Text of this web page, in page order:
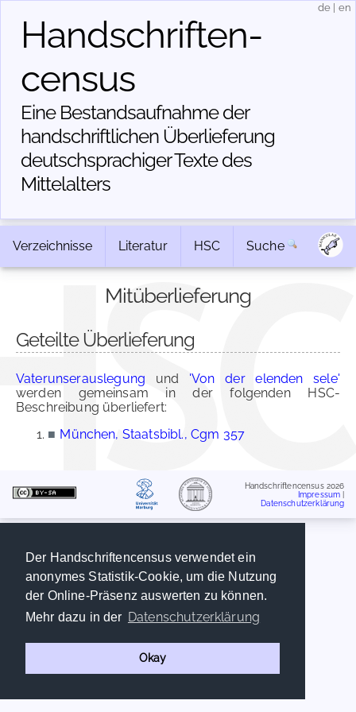
Der Handschriftencensus verwendet ein
anonymes Statistik-Cookie, um die Nutzung
der Online-Präsenz auswerten zu können.
Mehr dazu in der Datenschutzerklärung
Okay
Handschriften­
census
Eine Bestandsaufnahme der
handschriftlichen Über­lieferung
deutschsprachiger Texte des
Mittelalters
de en
Verzeichnisse Literatur HSC Suche
Mitüberlieferung
Geteilte Überlieferung
Vaterunserauslegung und 'Von der elenden sele'
werden gemeinsam in der folgenden HSC-
Beschreibung überliefert:
■ München, Staatsbibl., Cgm 357
Handschriftencensus 2026
Impressum
Datenschutzerklärung